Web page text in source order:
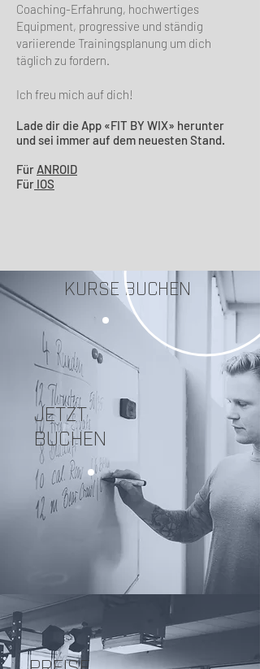
KURSE BUCHEN
JETZT
BUCHEN
Coaching-Erfahrung, hochwertiges
Equipment, progressive und ständig
variierende Trainingsplanung um dich
täglich zu fordern.
Ich freu mich auf dich!
Lade dir die App «FIT BY WIX» herunter
und sei immer auf dem neuesten Stand.
Für ANROID
Für IOS